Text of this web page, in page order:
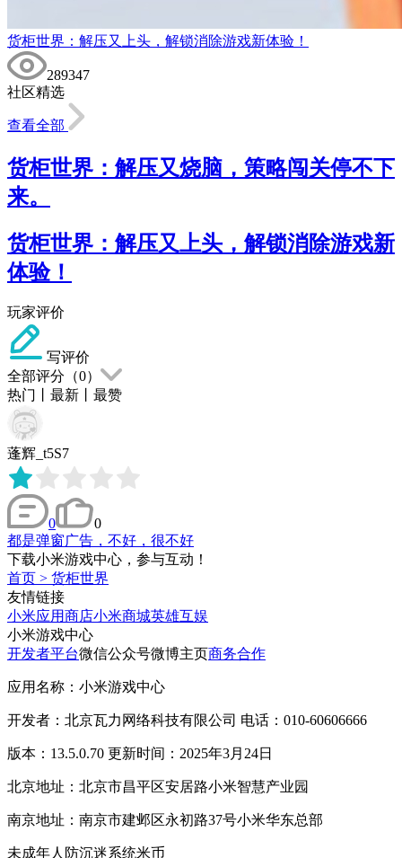
货柜世界：解压又上头，解锁消除游戏新体验！
289347
社区精选
查看全部
货柜世界：解压又烧脑，策略闯关停不下
来。
货柜世界：解压又上头，解锁消除游戏新
体验！
玩家评价
写评价
全部评分（0）
热门
最新 最赞
蓬辉_t5S7
0
0
都是弹窗广告，不好，很不好
下载小米游戏中心，参与互动！
首页 > 货柜世界
友情链接
小米应用商店小米商城英雄互娱
小米游戏中心
开发者平台微信公众号微博主页 商务合作
应用名称：小米游戏中心
开发者：北京瓦力网络科技有限公司 电话：010-60606666
版本：13.5.0.70 更新时间：2025年3月24日
北京地址：北京市昌平区安居路小米智慧产业园
南京地址：南京市建邺区永初路37号小米华东总部
未成年人防沉迷系统米币